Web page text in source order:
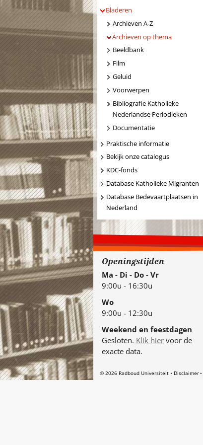
Bladeren
Archieven A-Z
Archieven op thema
Beeldbank
Film
Geluid
Voorwerpen
Bibliografie Katholieke
Nederlandse Periodieken
Documentatie
Praktische informatie
Bekijk onze catalogus
KDC-fonds
Database Katholieke Migranten
Database Bedevaartplaatsen in
Nederland
Openingstijden
Ma - Di - Do - Vr
9:00u - 16:30u
Wo
9:00u - 12:30u
Weekend en feestdagen
Gesloten. Klik hier voor de
exacte data.
© 2026 Radboud Universiteit Disclaimer